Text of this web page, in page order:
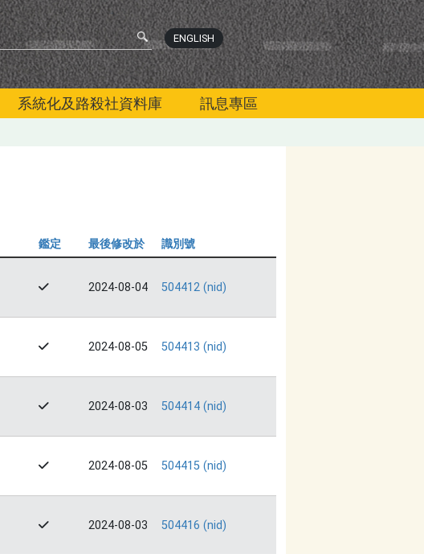
ENGLISH
系統化及路殺社資料庫 訊息專區
鑑定 最後修改於
識別號
2024-08-04 504412 (nid)
2024-08-05 504413 (nid)
2024-08-03 504414 (nid)
2024-08-05 504415 (nid)
2024-08-03 504416 (nid)